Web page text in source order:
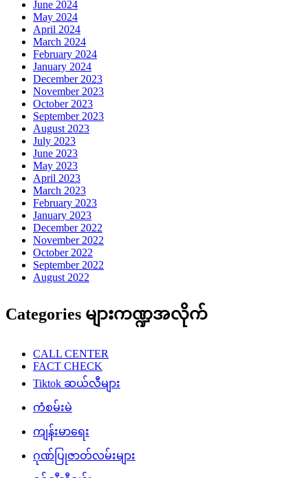
June 2024
May 2024
April 2024
March 2024
February 2024
January 2024
December 2023
November 2023
October 2023
September 2023
August 2023
July 2023
June 2023
May 2023
April 2023
March 2023
February 2023
January 2023
December 2022
November 2022
October 2022
September 2022
August 2022
Categories များကဏ္ဍအလိုက်
CALL CENTER
FACT CHECK
Tiktok ဆယ်လီများ
ကံစမ်းမဲ
ကျန်းမာရေး
ဂုဏ်ပြုဇာတ်လမ်းများ